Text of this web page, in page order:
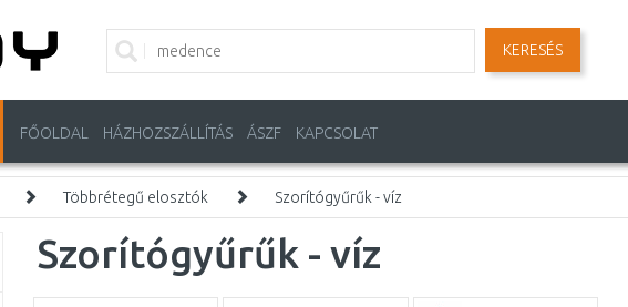
KERESÉS
FŐOLDAL HÁZHOZSZÁLLÍTÁS ÁSZF KAPCSOLAT
Többrétegű elosztók Szorítógyűrűk - víz
Szorítógyűrűk - víz